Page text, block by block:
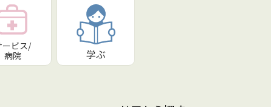
ービス/
病院
学ぶ